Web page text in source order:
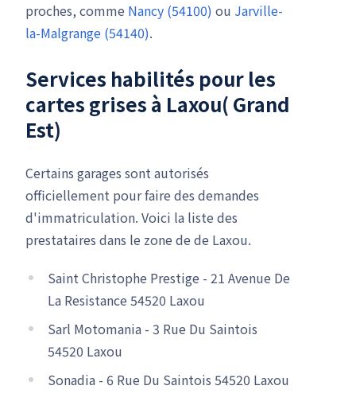
proches, comme Nancy (54100) ou Jarville-
la-Malgrange (54140).
Services habilités pour les
cartes grises à Laxou( Grand
Est)
Certains garages sont autorisés
officiellement pour faire des demandes
d'immatriculation. Voici la liste des
prestataires dans le zone de de Laxou.
Saint Christophe Prestige - 21 Avenue De
La Resistance 54520 Laxou
Sarl Motomania - 3 Rue Du Saintois
54520 Laxou
Sonadia - 6 Rue Du Saintois 54520 Laxou